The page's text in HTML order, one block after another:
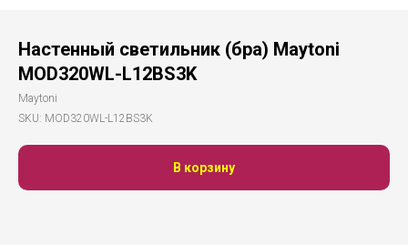
Настенный светильник (бра) Maytoni
MOD320WL-L12BS3K
Maytoni
SKU: MOD320WL-L12BS3K
В корзину